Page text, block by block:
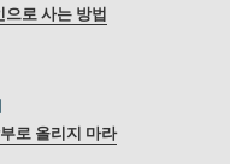
로 사는 방법
로 올리지 마라